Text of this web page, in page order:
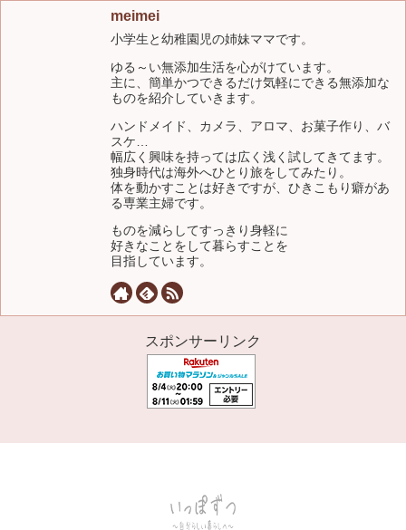
meimei
小学生と幼稚園児の姉妹ママです。
ゆる～い無添加生活を心がけています。
主に、簡単かつできるだけ気軽にできる無添加な
ものを紹介していきます。
ハンドメイド、カメラ、アロマ、お菓子作り、バ
スケ…
幅広く興味を持っては広く浅く試してきてます。
独身時代は海外へひとり旅をしてみたり。
体を動かすことは好きですが、ひきこもり癖があ
る専業主婦です。
ものを減らしてすっきり身軽に
好きなことをして暮らすことを
目指しています。
スポンサーリンク